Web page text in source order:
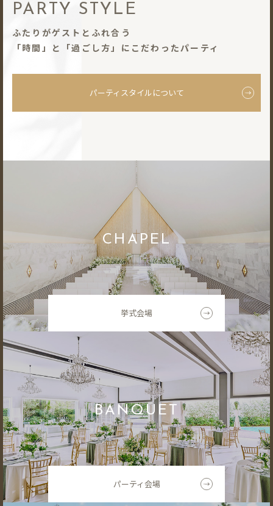
PARTY STYLE
ふたりがゲストとふれ合う
「時間」と「過ごし⽅」にこだわったパーティ
パーティスタイルについて
CHAPEL
挙式会場
BANQUET
パーティ会場